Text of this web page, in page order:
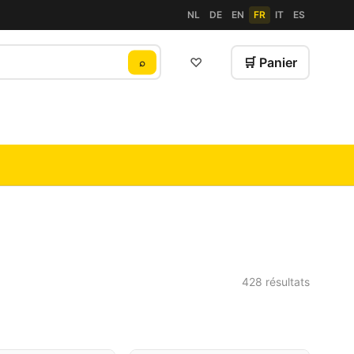
NL DE EN FR IT ES
⌕ ♡ 🛒 Panier
428 résultats